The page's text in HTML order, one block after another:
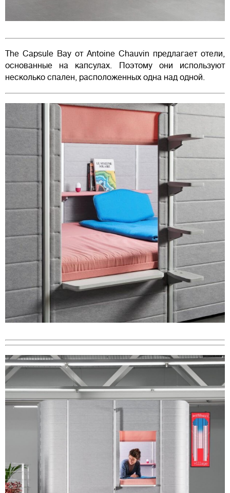
The Capsule Bay от Antoine Chauvin предлагает отели,
основанные на капсулах. Поэтому они используют
несколько спален, расположенных одна над одной.